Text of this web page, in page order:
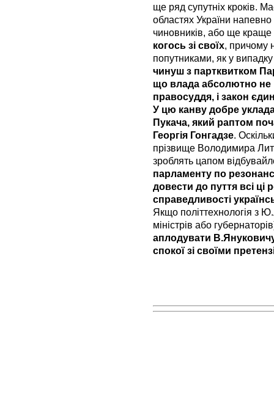
ще ряд супутніх кроків.
областях України
чиновників, або ще краще
когось зі своїх, причому
попутниками, як у
чинуш з партквитком
що влада абсолютно не
правосуддя, і закон
У цю канву добре
Пукача, який раптом
Георгія Гонгадзе.
прізвище Володимира
зроблять цапом
парламенту по
довести до пуття всі
справедливості
Якщо політтехнологія з
міністрів або
аплодувати
спокої зі своїми